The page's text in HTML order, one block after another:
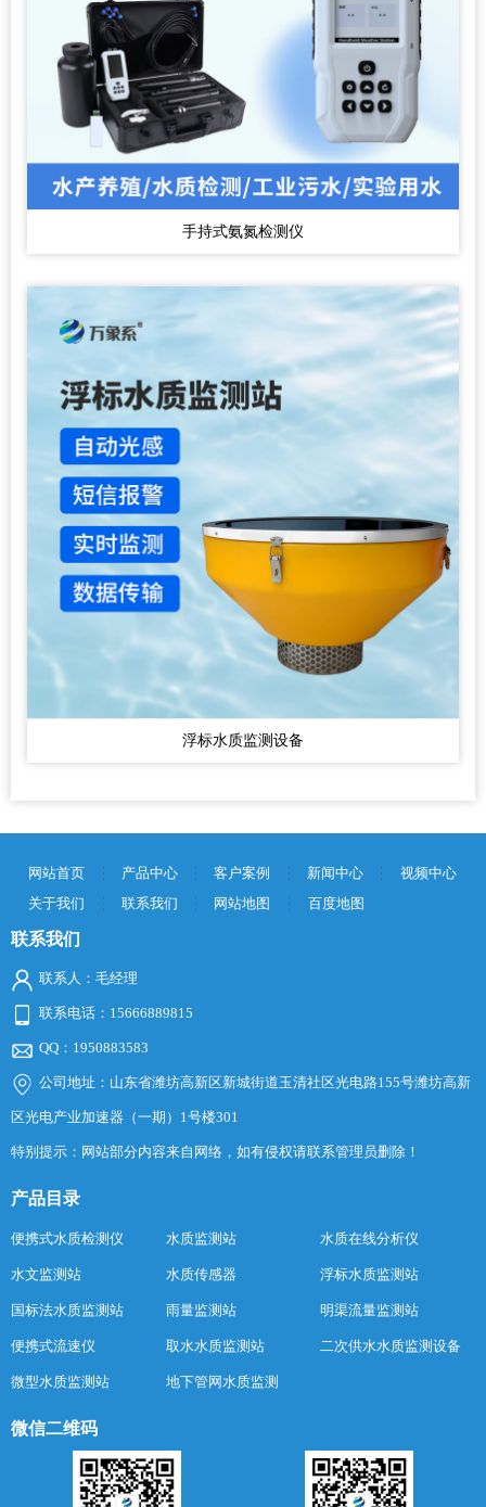
手持式氨氮检测仪
浮标水质监测设备
网站首页 产品中心 客户案例 新闻中心
视频中心
关于我们
联系我们 网站地图 百度地图
联系我们
联系人：毛经理
联系电话：15666889815
QQ：1950883583
公司地址：山东省潍坊高新区新城街道玉清社区光电路155号潍坊高新
区光电产业加速器（一期）1号楼301
特别提示：网站部分内容来自网络，如有侵权请联系管理员删除！
产品目录
便携式水质检测仪 水质监测站 水质在线分析仪
水文监测站 水质传感器 浮标水质监测站
国标法水质监测站 雨量监测站 明渠流量监测站
便携式流速仪 取水水质监测站 二次供水水质监测设备
微型水质监测站 地下管网水质监测
微信二维码